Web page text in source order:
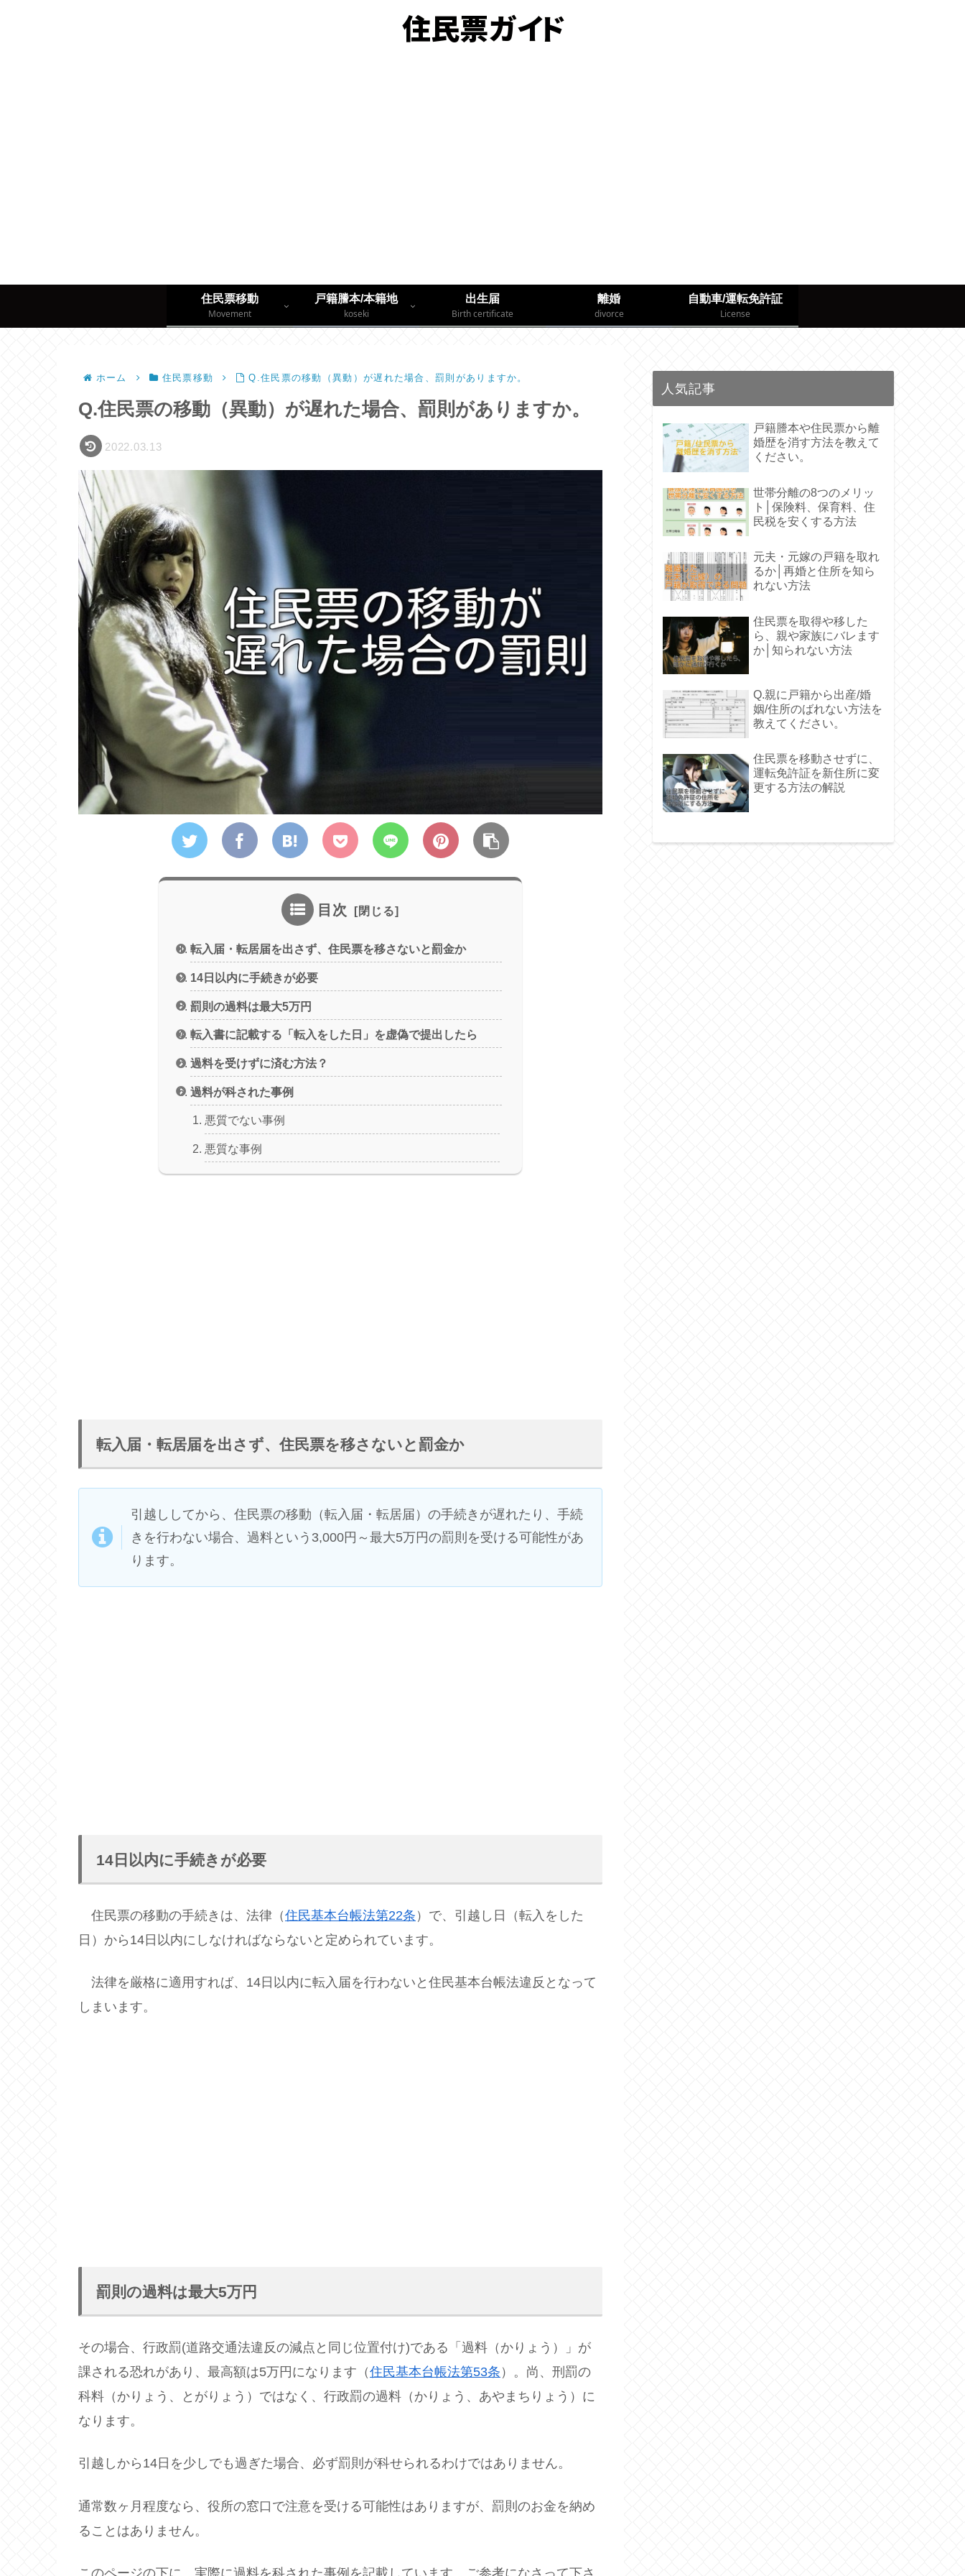
住民票移動
Movement
戸籍謄本/本籍地
koseki
出生届
Birth certificate
離婚
divorce
自動車/運転免許証
License
ホーム 住民票移動 Q.住民票の移動（異動）が遅れた場合、罰則がありますか。
Q.住民票の移動（異動）が遅れた場合、罰則がありますか。
2022.03.13
目次
転入届・転居届を出さず、住民票を移さないと罰金か
14日以内に手続きが必要
罰則の過料は最大5万円
転入書に記載する「転入をした日」を虚偽で提出したら
過料を受けずに済む方法？
過料が科された事例
悪質でない事例
悪質な事例
転入届・転居届を出さず、住民票を移さないと罰金か
引越ししてから、住民票の移動（転入届・転居届）の手続きが遅れたり、手続
きを行わない場合、過料という3,000円～最大5万円の罰則を受ける可能性があ
ります。
14日以内に手続きが必要
住民票の移動の手続きは、法律（住民基本台帳法第22条 ）で、引越し日（転入をした
日）から14日以内にしなければならないと定められています。
法律を厳格に適用すれば、14日以内に転入届を行わないと住民基本台帳法違反となって
しまいます。
罰則の過料は最大5万円
その場合、行政罰(道路交通法違反の減点と同じ位置付け)である「過料（かりょう）」が
課される恐れがあり、最高額は5万円になります（住民基本台帳法第53条 ）。尚、刑罰の
科料（かりょう、とがりょう）ではなく、行政罰の過料（かりょう、あやまちりょう）に
なります。
引越しから14日を少しでも過ぎた場合、必ず罰則が科せられるわけではありません。
通常数ヶ月程度なら、役所の窓口で注意を受ける可能性はありますが、罰則のお金を納め
ることはありません。
このページの下に、実際に過料を科された事例を記載しています。ご参考になさって下さ
人気記事
戸籍謄本や住民票から離
婚歴を消す方法を教えて
ください。
世帯分離の8つのメリッ
ト│保険料、保育料、住
民税を安くする方法
元夫・元嫁の戸籍を取れ
るか│再婚と住所を知ら
れない方法
住民票を取得や移した
ら、親や家族にバレます
か│知られない方法
Q.親に戸籍から出産/婚
姻/住所のばれない方法を
教えてください。
住民票を移動させずに、
運転免許証を新住所に変
更する方法の解説